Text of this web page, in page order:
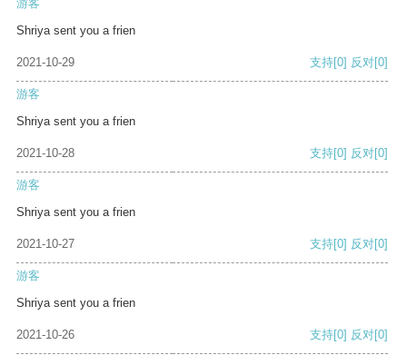
游客
Shriya sent you a frien
2021-10-29 支持[0] 反对[0]
游客
Shriya sent you a frien
2021-10-28 支持[0] 反对[0]
游客
Shriya sent you a frien
2021-10-27 支持[0] 反对[0]
游客
Shriya sent you a frien
2021-10-26 支持[0] 反对[0]